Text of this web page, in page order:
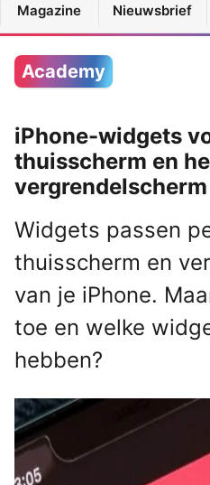
Magazine Nieuwsbrief
Academy
iPhone-widgets
thuisscherm en
vergrendelscherm
Widgets passen
thuisscherm en
van je iPhone.
toe en welke
hebben?